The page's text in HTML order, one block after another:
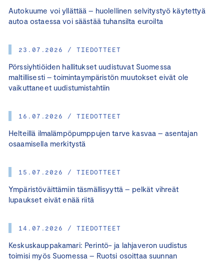
Autokuume voi yllättää – huolellinen selvitystyö käytettyä
autoa ostaessa voi säästää tuhansilta euroilta
23.07.2026 / TIEDOTTEET
Pörssiyhtiöiden hallitukset uudistuvat Suomessa
maltillisesti – toimintaympäristön muutokset eivät ole
vaikuttaneet uudistumistahtiin
16.07.2026 / TIEDOTTEET
Helteillä ilmalämpöpumppujen tarve kasvaa – asentajan
osaamisella merkitystä
15.07.2026 / TIEDOTTEET
Ympäristöväittämiin täsmällisyyttä – pelkät vihreät
lupaukset eivät enää riitä
14.07.2026 / TIEDOTTEET
Keskuskauppakamari: Perintö- ja lahjaveron uudistus
toimisi myös Suomessa – Ruotsi osoittaa suunnan